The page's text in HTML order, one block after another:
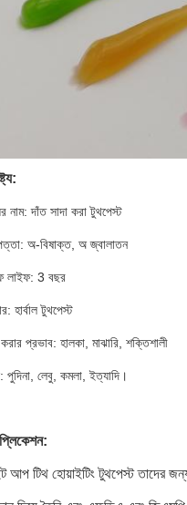
নাম: দাঁত সাদা করা টুথপেস্ট
অ-বিষাক্ত, অ জ্বালাতন
লাইফ: 3 বছর
হার্বাল টুথপেস্ট
করার প্রভাব: হালকা, মাঝারি, শক্তিশালী
পুদিনা, লেবু, কমলা, ইত্যাদি।
আপ টিথ হোয়াইটিং টুথপেস্ট তাদের